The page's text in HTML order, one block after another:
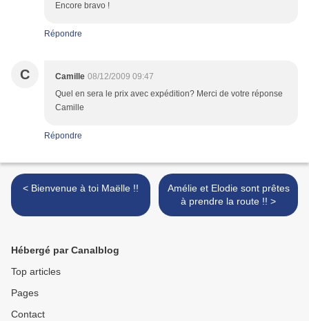
Encore bravo !
Répondre
C Camille 08/12/2009 09:47
Quel en sera le prix avec expédition? Merci de votre réponse
Camille
Répondre
< Bienvenue à toi Maëlle !!
Amélie et Elodie sont prêtes
à prendre la route !! >
Hébergé par Canalblog
Top articles
Pages
Contact